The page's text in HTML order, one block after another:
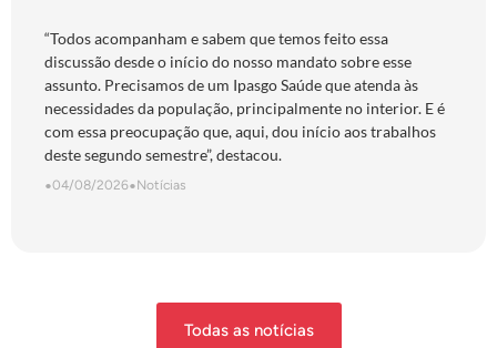
“Todos acompanham e sabem que temos feito essa
discussão desde o início do nosso mandato sobre esse
assunto. Precisamos de um Ipasgo Saúde que atenda às
necessidades da população, principalmente no interior. E é
com essa preocupação que, aqui, dou início aos trabalhos
deste segundo semestre”, destacou.
•04/08/2026•Notícias
Todas as notícias